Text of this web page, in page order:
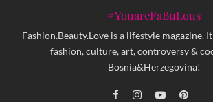
#YouareFaBuLous
Fashion.Beauty.Love is a lifestyle magazine.
fashion, culture, art, controversy &
Bosnia&Herzegovina!